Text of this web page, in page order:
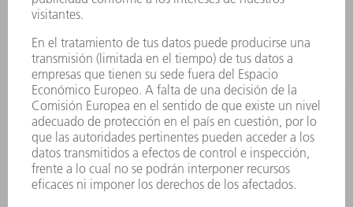
LÁSER
HERRAMIENTAS PORTÁTILES
FÁBRICA INTELIGENTE
SOFTWARE
SERVICIOS
APLICACIONES
SECTORES
EMPRESA
CARRERA PROFESIONAL
OFERTAS DE TRABAJO
PERFIL DE LA EMPRESA